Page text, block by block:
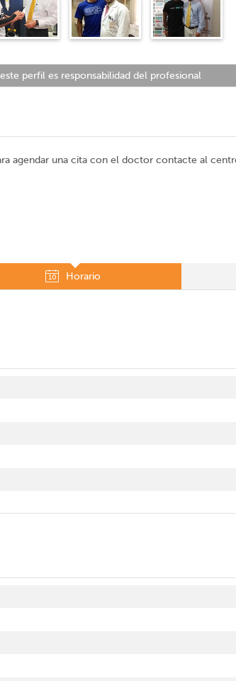
perfil es responsabilidad del profesional
agendar una cita con el doctor contacte al
Horario